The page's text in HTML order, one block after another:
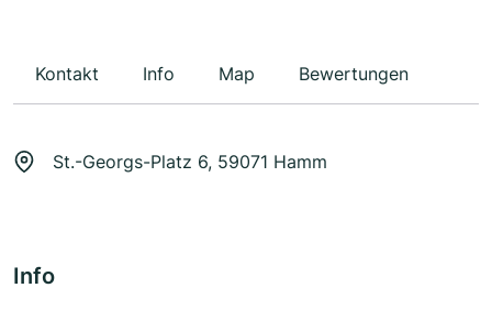
Kontakt Info Map Bewertungen
St.-Georgs-Platz 6, 59071 Hamm
Info